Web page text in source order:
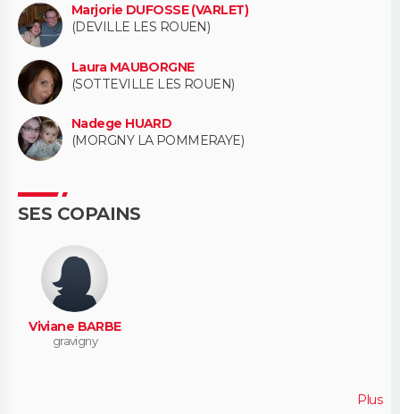
Marjorie DUFOSSE (VARLET)
(DEVILLE LES ROUEN)
Laura MAUBORGNE
(SOTTEVILLE LES ROUEN)
Nadege HUARD
(MORGNY LA POMMERAYE)
SES COPAINS
Viviane BARBE
gravigny
Plus